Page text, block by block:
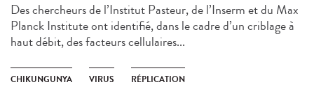
Des chercheurs de l’Institut Pasteur, de l’Inserm et du Max
Planck Institute ont identifié, dans le cadre d’un criblage à
haut débit, des facteurs cellulaires...
CHIKUNGUNYA VIRUS RÉPLICATION